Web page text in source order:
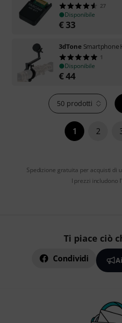
27
Disponibile
€ 33
3dTone Smartphone
1
Disponibile
€44
50 prodotti
1 2
Spedizione gratuita per acquisti di
I prezzi includono
Ti piace ciò
Condividi